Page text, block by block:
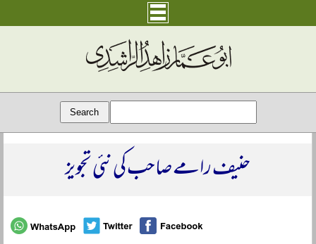
حنیف رامے صاحب کی نئی تجویز